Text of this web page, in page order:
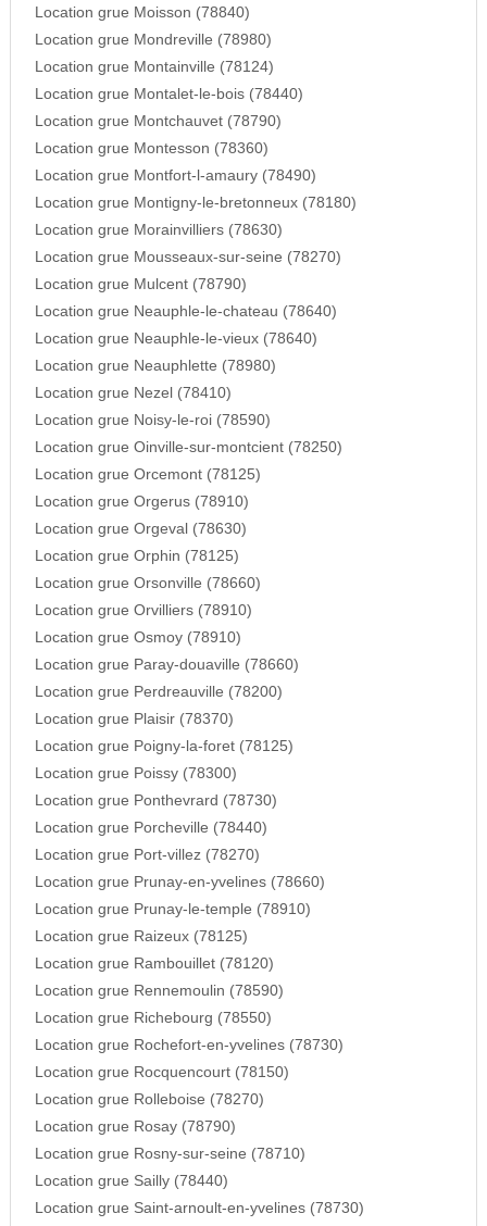
Location grue Moisson (78840)
Location grue Mondreville (78980)
Location grue Montainville (78124)
Location grue Montalet-le-bois (78440)
Location grue Montchauvet (78790)
Location grue Montesson (78360)
Location grue Montfort-l-amaury (78490)
Location grue Montigny-le-bretonneux (78180)
Location grue Morainvilliers (78630)
Location grue Mousseaux-sur-seine (78270)
Location grue Mulcent (78790)
Location grue Neauphle-le-chateau (78640)
Location grue Neauphle-le-vieux (78640)
Location grue Neauphlette (78980)
Location grue Nezel (78410)
Location grue Noisy-le-roi (78590)
Location grue Oinville-sur-montcient (78250)
Location grue Orcemont (78125)
Location grue Orgerus (78910)
Location grue Orgeval (78630)
Location grue Orphin (78125)
Location grue Orsonville (78660)
Location grue Orvilliers (78910)
Location grue Osmoy (78910)
Location grue Paray-douaville (78660)
Location grue Perdreauville (78200)
Location grue Plaisir (78370)
Location grue Poigny-la-foret (78125)
Location grue Poissy (78300)
Location grue Ponthevrard (78730)
Location grue Porcheville (78440)
Location grue Port-villez (78270)
Location grue Prunay-en-yvelines (78660)
Location grue Prunay-le-temple (78910)
Location grue Raizeux (78125)
Location grue Rambouillet (78120)
Location grue Rennemoulin (78590)
Location grue Richebourg (78550)
Location grue Rochefort-en-yvelines (78730)
Location grue Rocquencourt (78150)
Location grue Rolleboise (78270)
Location grue Rosay (78790)
Location grue Rosny-sur-seine (78710)
Location grue Sailly (78440)
Location grue Saint-arnoult-en-yvelines (78730)